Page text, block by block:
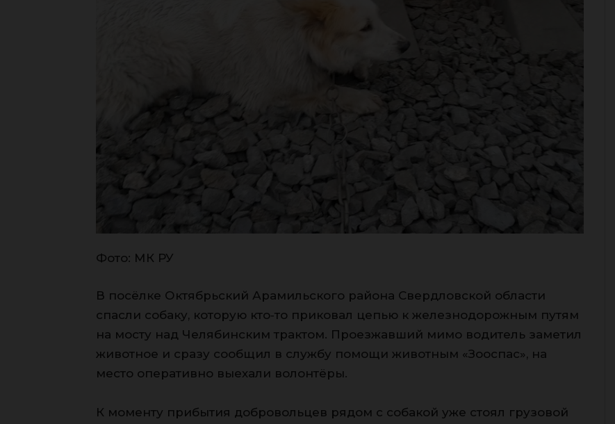
Фото: МК РУ
В посёлке Октябрьский Арамильского района Свердловской области
спасли собаку, которую кто‑то приковал цепью к железнодорожным путям
на мосту над Челябинским трактом. Проезжавший мимо водитель заметил
животное и сразу сообщил в службу помощи животным «Зооспас», на
место оперативно выехали волонтёры.
К моменту прибытия добровольцев рядом с собакой уже стоял грузовой